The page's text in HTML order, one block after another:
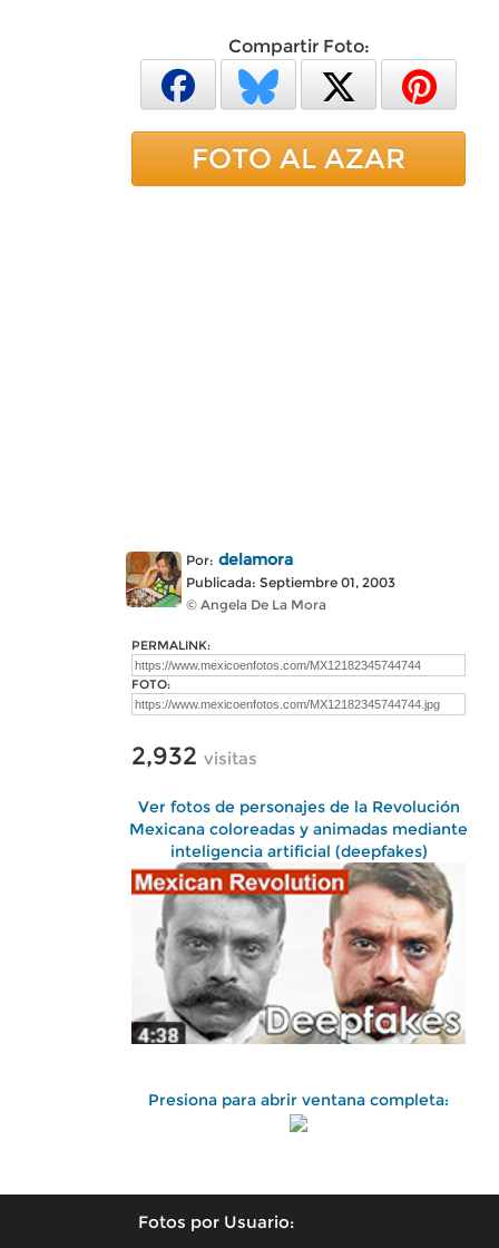
Compartir Foto:
FOTO AL AZAR
Por: delamora
Publicada: Septiembre 01, 2003
© Angela De La Mora
PERMALINK:
FOTO:
2,932 visitas
Ver fotos de personajes de la Revolución
Mexicana coloreadas y animadas mediante
inteligencia artificial (deepfakes)
Presiona para abrir ventana completa:
Fotos por Usuario: